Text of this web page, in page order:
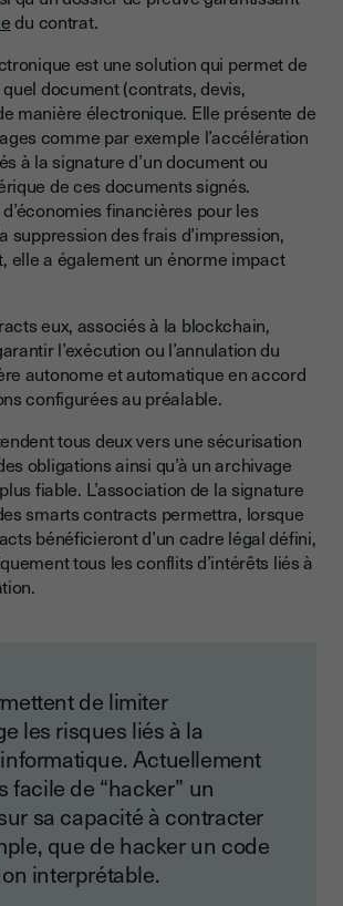
du contrat.
est une solution qui permet de
document (contrats, devis,
manière électronique. Elle présente de
comme par exemple l’accélération
à la signature d’un document ou
de ces documents signés.
financières pour les
suppression des frais d’impression,
elle a également un énorme impact
eux, associés à la blockchain,
l’exécution ou l’annulation du
autonome et automatique en accord
configurées au préalable.
tous deux vers une sécurisation
obligations ainsi qu’à un archivage
fiable. L’association de la signature
smarts contracts permettra, lorsque
bénéficieront d’un cadre légal défini,
tous les conflits d’intérêts liés à
de limiter
les risques liés à la
Actuellement
facile de “hacker” un
sa capacité à contracter
que de hacker un code
interprétable.